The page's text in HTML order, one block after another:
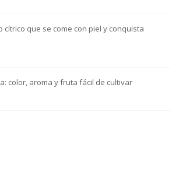
cítrico que se come con piel y conquista
color, aroma y fruta fácil de cultivar